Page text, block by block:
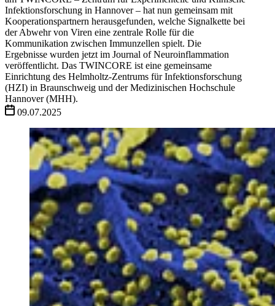
Infektionsforschung in Hannover – hat nun gemeinsam mit
Kooperationspartnern herausgefunden, welche Signalkette bei
der Abwehr von Viren eine zentrale Rolle für die
Kommunikation zwischen Immunzellen spielt. Die
Ergebnisse wurden jetzt im Journal of Neuroinflammation
veröffentlicht. Das TWINCORE ist eine gemeinsame
Einrichtung des Helmholtz-Zentrums für Infektionsforschung
(HZI) in Braunschweig und der Medizinischen Hochschule
Hannover (MHH).
09.07.2025